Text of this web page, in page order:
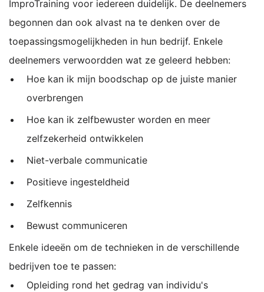
ImproTraining voor iedereen duidelijk. De deelnemers
begonnen dan ook alvast na te denken over de
toepassingsmogelijkheden in hun bedrijf. Enkele
deelnemers verwoordden wat ze geleerd hebben:
Hoe kan ik mijn boodschap op de juiste manier
overbrengen
Hoe kan ik zelfbewuster worden en meer
zelfzekerheid ontwikkelen
Niet-verbale communicatie
Positieve ingesteldheid
Zelfkennis
Bewust communiceren
Enkele ideeën om de technieken in de verschillende
bedrijven toe te passen:
Opleiding rond het gedrag van individu's